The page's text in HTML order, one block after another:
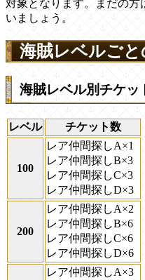
対象となります。まだの方
いましょう。
海賊レベルご
海賊レベル別チケッ
レベル チケット数
100
レア仲間探しA×1
レア仲間探しB×3
レア仲間探しC×3
レア仲間探しD×3
200
レア仲間探しA×2
レア仲間探しB×6
レア仲間探しC×6
レア仲間探しD×6
レア仲間探しA×3